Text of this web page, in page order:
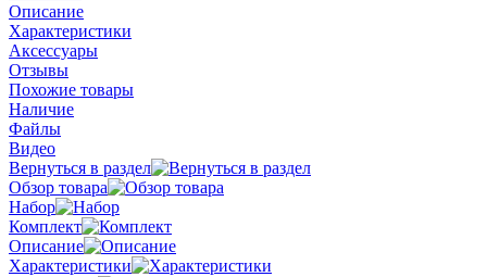
Описание
Характеристики
Аксессуары
Отзывы
Похожие товары
Наличие
Файлы
Видео
Вернуться в раздел
Обзор товара
Набор
Комплект
Описание
Характеристики